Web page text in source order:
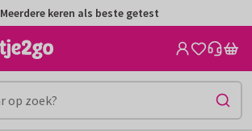
Meerdere keren als beste getest